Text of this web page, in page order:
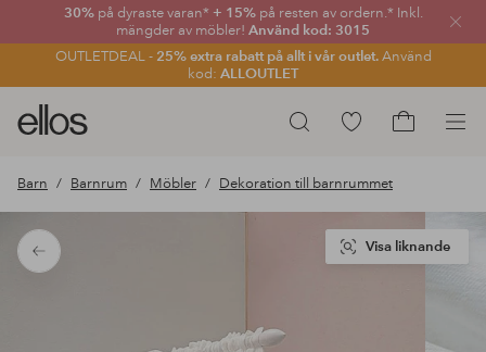
30% på dyraste varan* + 15% på resten av ordern.* Inkl.
mängder av möbler! Använd kod: 3015
OUTLETDEAL - 25% extra rabatt på allt i vår outlet.Använd
kod: ALLOUTLET
Sök
Ellos
logotyp
gå
förstasidan
Gå
Barn Barnrum Möbler Dekoration till barnrummet
Tillbaka
Visa liknande